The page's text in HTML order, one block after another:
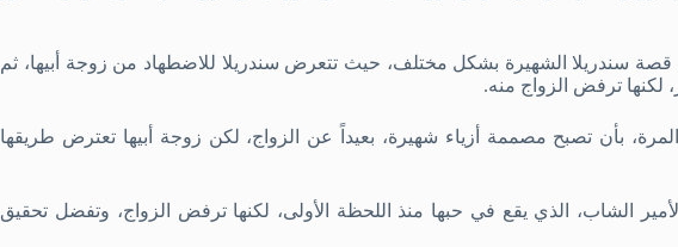
سندريلا الشهيرة بشكل مختلف، حيث تتعرض سندريلا للاضطهاد من زوجة أبيها، ثم
لكنها ترفض الزواج منه.
بأن تصبح مصممة أزياء شهيرة، بعيداً عن الزواج، لكن زوجة أبيها تعترض طريقها
الشاب، الذي يقع في حبها منذ اللحظة الأولى، لكنها ترفض الزواج، وتفضل تحقيق